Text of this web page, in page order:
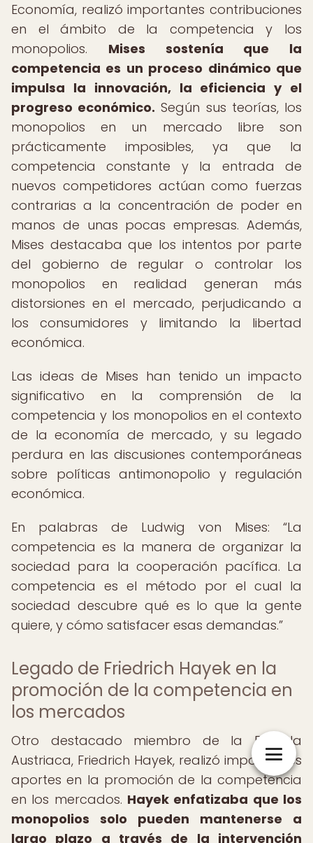
Economía, realizó importantes contribuciones
en el ámbito de la competencia y los
monopolios. Mises sostenía que la
competencia es un proceso dinámico que
impulsa la innovación, la eficiencia y el
progreso económico. Según sus teorías, los
monopolios en un mercado libre son
prácticamente imposibles, ya que la
competencia constante y la entrada de
nuevos competidores actúan como fuerzas
contrarias a la concentración de poder en
manos de unas pocas empresas. Además,
Mises destacaba que los intentos por parte
del gobierno de regular o controlar los
monopolios en realidad generan más
distorsiones en el mercado, perjudicando a
los consumidores y limitando la libertad
económica.
Las ideas de Mises han tenido un impacto
significativo en la comprensión de la
competencia y los monopolios en el contexto
de la economía de mercado, y su legado
perdura en las discusiones contemporáneas
sobre políticas antimonopolio y regulación
económica.
En palabras de Ludwig von Mises:
La
competencia es la manera de organizar la
sociedad para la cooperación pacífica. La
competencia es el método por el cual la
sociedad descubre qué es lo que la gente
quiere, y cómo satisfacer esas demandas.
Legado de Friedrich Hayek en la
promoción de la competencia en
los mercados
Otro destacado miembro de la Escuela
Austriaca, Friedrich Hayek, realizó importantes
aportes en la promoción de la competencia
en los mercados. Hayek enfatizaba que los
monopolios solo pueden mantenerse a
largo plazo a través de la intervención